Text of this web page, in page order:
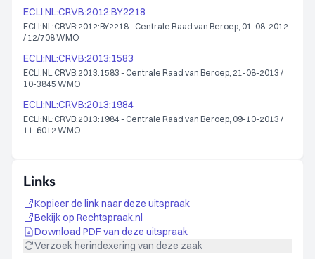
ECLI:NL:CRVB:2012:BY2218
ECLI:NL:CRVB:2012:BY2218 - Centrale Raad van Beroep, 01-08-2012
/ 12/708 WMO
ECLI:NL:CRVB:2013:1583
ECLI:NL:CRVB:2013:1583 - Centrale Raad van Beroep, 21-08-2013 /
10-3845 WMO
ECLI:NL:CRVB:2013:1984
ECLI:NL:CRVB:2013:1984 - Centrale Raad van Beroep, 09-10-2013 /
11-6012 WMO
Links
Kopieer de link naar deze uitspraak
Bekijk op Rechtspraak.nl
Download PDF van deze uitspraak
Verzoek herindexering van deze zaak